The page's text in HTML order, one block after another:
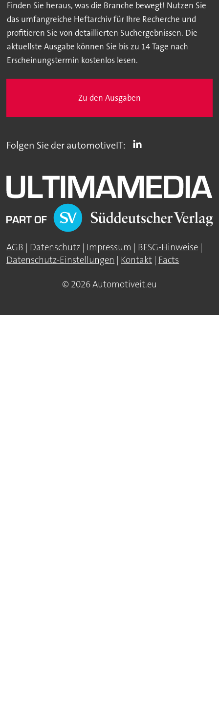
Finden Sie heraus, was die Branche bewegt! Nutzen Sie
das umfangreiche Heftarchiv für Ihre Recherche und
profitieren Sie von detaillierten Suchergebnissen. Die
aktuellste Ausgabe können Sie bis zu 14 Tage nach
Erscheinungstermin kostenlos lesen.
Zu den Ausgaben
Folgen Sie der automotiveIT:
AGB | Datenschutz | Impressum | BFSG-Hinweise |
Datenschutz-Einstellungen | Kontakt | Facts
© 2026 Automotiveit.eu